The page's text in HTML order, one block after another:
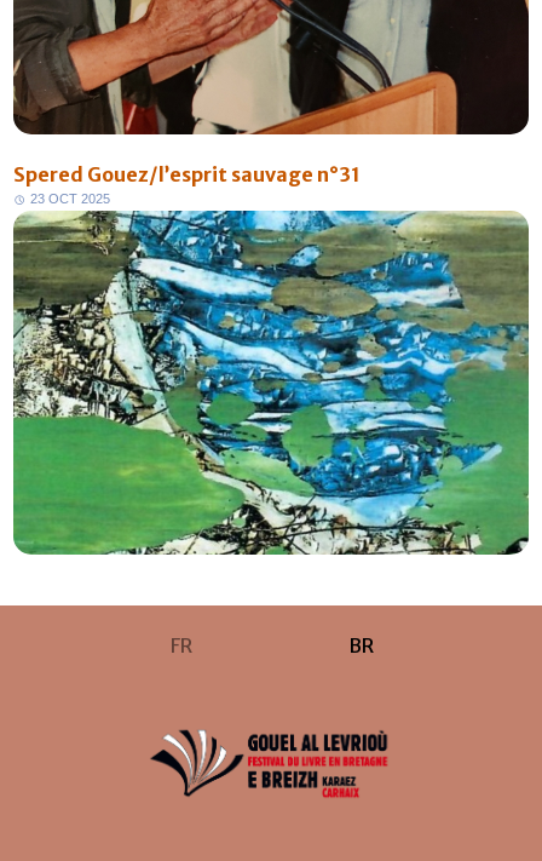
Spered Gouez/l’esprit sauvage n°31
23 OCT 2025
FR BR